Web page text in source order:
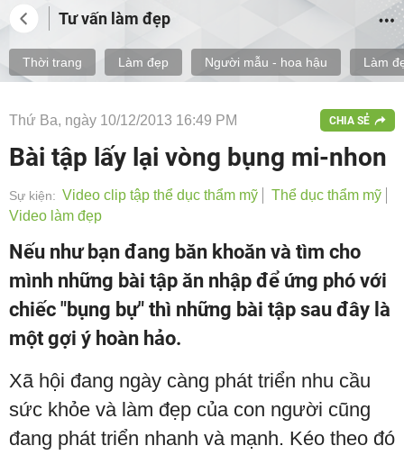
Tư vấn làm đẹp
Thời trang Làm đẹp Người mẫu - hoa hậu Làm
Thứ Ba, ngày 10/12/2013 16:49 PM CHIA SẺ
Bài tập lấy lại vòng bụng mi-nhon
Sự kiện: Video clip tập thể dục thẩm mỹ
Thể dục thẩm mỹ
Video làm đẹp
Nếu như bạn đang băn khoăn và tìm cho
mình những bài tập ăn nhập để ứng phó với
chiếc "bụng bự" thì những bài tập sau đây là
một gợi ý hoàn hảo.
Xã hội đang ngày càng phát triển nhu cầu
sức khỏe và làm đẹp của con người cũng
đang phát triển nhanh và mạnh. Kéo theo đó